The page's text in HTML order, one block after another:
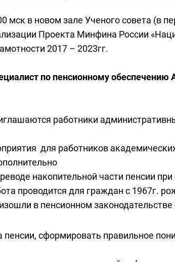
мск в новом зале Ученого совета (в
Проекта Минфина России
2017 – 2023гг.
по пенсионному
работники
для работников
накопительной части пенсии
проводится для граждан с 1967г.
в пенсионном законодательстве
пенсии, сформировать правильное